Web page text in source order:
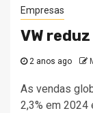
Empresas
VW
2 anos ago
As vendas
2,3% em 2024